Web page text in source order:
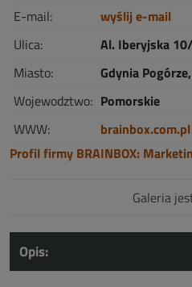
E-mail:
wyślij e-mail
Ulica:
Al. Iberyjska
Miasto:
Gdynia
Wojewodztwo: Pomorskie
WWW:
brainbox.com.pl
Profil firmy BRAINBOX:
Galeria
Opis: